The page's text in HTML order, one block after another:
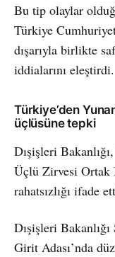
Bu tip olaylar
Türkiye
dışarıyla birlikte
iddialarını eleştirdi.
Türkiye’den
üçlüsüne tepki
Dışişleri
Üçlü Zirvesi Ortak
rahatsızlığı ifade
Dışişleri
Girit Adası’nda